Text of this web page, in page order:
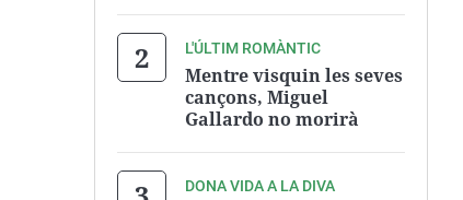
L'ÚLTIM ROMÀNTIC
Mentre visquin les seves
cançons, Miguel
Gallardo no morirà
DONA VIDA A LA DIVA